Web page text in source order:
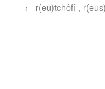
← r(eu)tchôfî ,